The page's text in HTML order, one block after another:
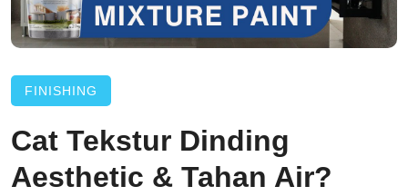
FINISHING
Cat Tekstur Dinding
Aesthetic & Tahan Air?